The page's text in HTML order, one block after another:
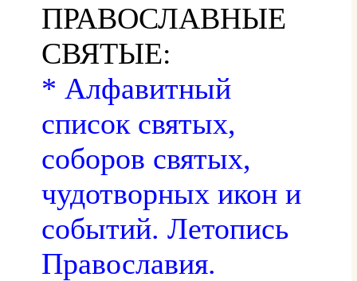
ПРАВОСЛАВНЫЕ
СВЯТЫЕ:
* Алфавитный
список святых,
соборов святых,
чудотворных икон и
событий. Летопись
Православия.